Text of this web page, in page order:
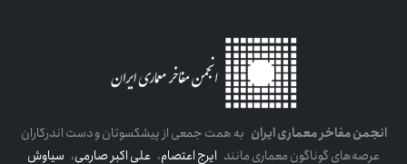
انجمن مفاخر معماری ایرانبه همت جمعی از پیشکسوتان و دست اندرکاران
عرصه‌های گوناگون معماری مانندایرج اعتصام،علی اکبر صارمی،سیاوش